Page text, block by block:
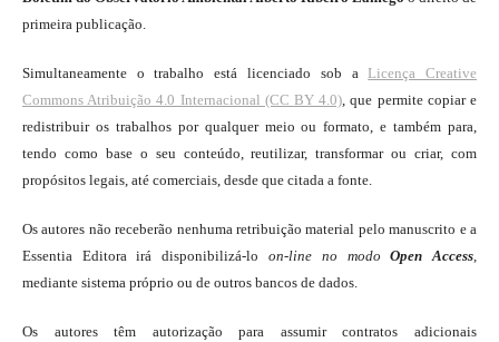
primeira publicação.
Simultaneamente o trabalho está licenciado sob a Licença Creative
Commons Atribuição 4.0 Internacional (CC BY 4.0), que permite copiar e
redistribuir os trabalhos por qualquer meio ou formato, e também para,
tendo como base o seu conteúdo, reutilizar, transformar ou criar, com
propósitos legais, até comerciais, desde que citada a fonte.
Os autores não receberão nenhuma retribuição material pelo manuscrito e a
Essentia Editora irá disponibilizá-lo on-line no modo Open Access,
mediante sistema próprio ou de outros bancos de dados.
Os autores têm autorização para assumir contratos adicionais